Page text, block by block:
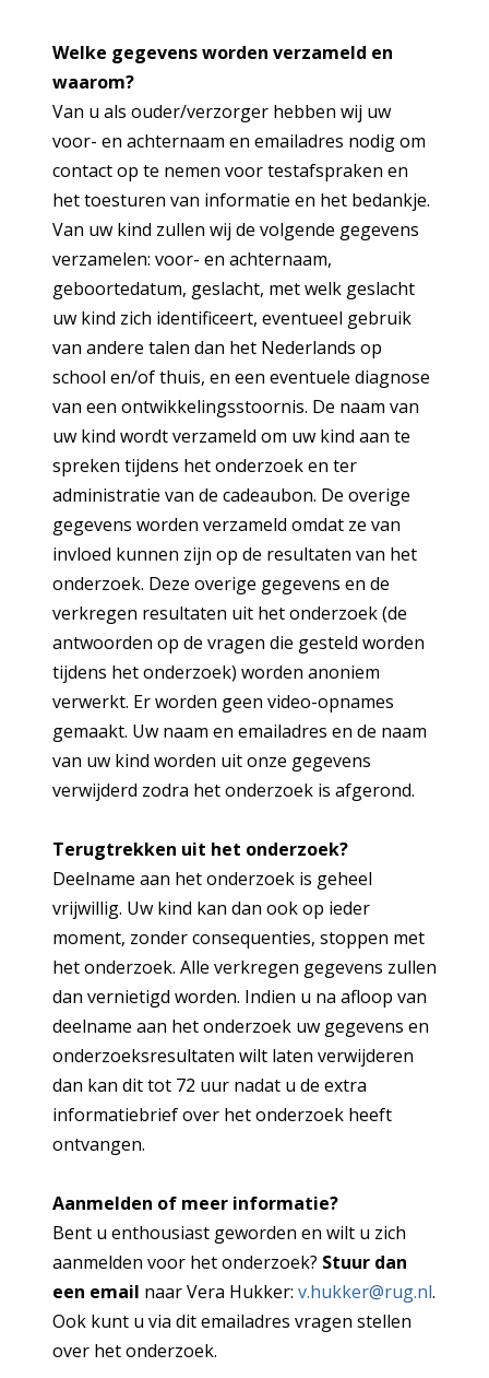
Welke gegevens worden verzameld en
waarom?
Van u als ouder/verzorger hebben wij uw
voor- en achternaam en emailadres nodig om
contact op te nemen voor testafspraken en
het toesturen van informatie en het bedankje.
Van uw kind zullen wij de volgende gegevens
verzamelen: voor- en achternaam,
geboortedatum, geslacht, met welk geslacht
uw kind zich identificeert, eventueel gebruik
van andere talen dan het Nederlands op
school en/of thuis, en een eventuele diagnose
van een ontwikkelingsstoornis. De naam van
uw kind wordt verzameld om uw kind aan te
spreken tijdens het onderzoek en ter
administratie van de cadeaubon. De overige
gegevens worden verzameld omdat ze van
invloed kunnen zijn op de resultaten van het
onderzoek. Deze overige gegevens en de
verkregen resultaten uit het onderzoek (de
antwoorden op de vragen die gesteld worden
tijdens het onderzoek) worden anoniem
verwerkt. Er worden geen video-opnames
gemaakt. Uw naam en emailadres en de naam
van uw kind worden uit onze gegevens
verwijderd zodra het onderzoek is afgerond.
Terugtrekken uit het onderzoek?
Deelname aan het onderzoek is geheel
vrijwillig. Uw kind kan dan ook op ieder
moment, zonder consequenties, stoppen met
het onderzoek. Alle verkregen gegevens zullen
dan vernietigd worden. Indien u na afloop van
deelname aan het onderzoek uw gegevens en
onderzoeksresultaten wilt laten verwijderen
dan kan dit tot 72 uur nadat u de extra
informatiebrief over het onderzoek heeft
ontvangen.
Aanmelden of meer informatie?
Bent u enthousiast geworden en wilt u zich
aanmelden voor het onderzoek? Stuur dan
een email naar Vera Hukker: v.hukker@rug.nl.
Ook kunt u via dit emailadres vragen stellen
over het onderzoek.